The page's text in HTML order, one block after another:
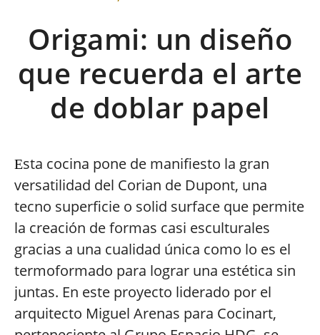
Origami: un diseño
que recuerda el arte
de doblar papel
Esta cocina pone de manifiesto la gran
versatilidad del Corian de Dupont, una
tecno superficie o solid surface que permite
la creación de formas casi esculturales
gracias a una cualidad única como lo es el
termoformado para lograr una estética sin
juntas. En este proyecto liderado por el
arquitecto Miguel Arenas para Cocinart,